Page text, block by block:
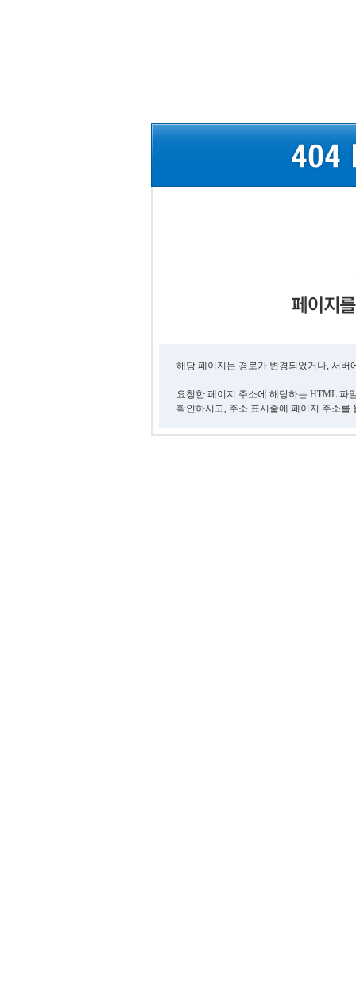
해당 페이지는 경로가 변경되었거나, 서
요청한 페이지 주소에 해당하는 HTML 파
확인하시고, 주소 표시줄에 페이지 주소